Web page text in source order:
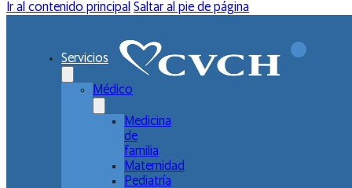
Ir al contenido principal Saltar al pie de página
Servicios
Médico
Medicina
de
familia
Maternidad
Pediatría